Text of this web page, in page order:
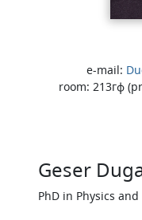
e-mail:
room: 213гф
Geser
PhD in Physics